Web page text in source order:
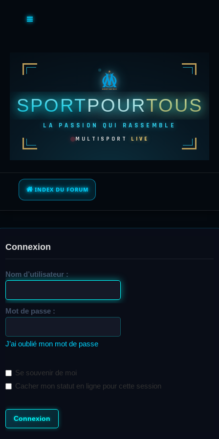
SPORTPOURTOUS
LA PASSION QUI RASSEMBLE
MULTISPORT LIVE
INDEX DU FORUM
Connexion
Nom d’utilisateur :
Mot de passe :
J’ai oublié mon mot de passe
Se souvenir de moi
Cacher mon statut en ligne pour cette session